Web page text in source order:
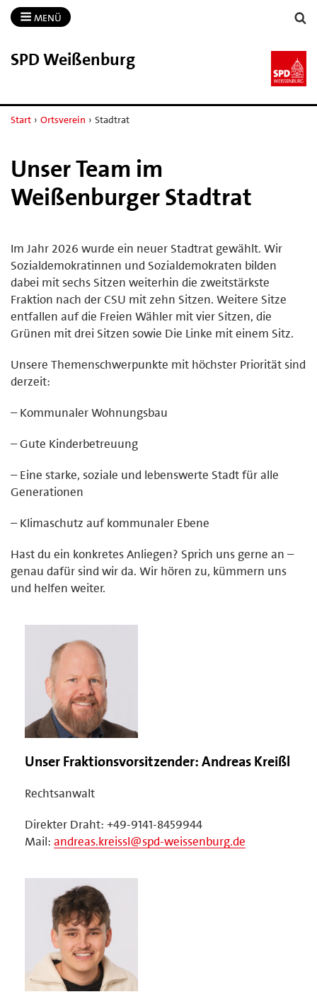
MENÜ
SPD Weißenburg
Start › Ortsverein › Stadtrat
Unser Team im
Weißenburger Stadtrat
Im Jahr 2026 wurde ein neuer Stadtrat gewählt. Wir
Sozialdemokratinnen und Sozialdemokraten bilden
dabei mit sechs Sitzen weiterhin die zweitstärkste
Fraktion nach der CSU mit zehn Sitzen. Weitere Sitze
entfallen auf die Freien Wähler mit vier Sitzen, die
Grünen mit drei Sitzen sowie Die Linke mit einem Sitz.
Unsere Themenschwerpunkte mit höchster Priorität sind
derzeit:
– Kommunaler Wohnungsbau
– Gute Kinderbetreuung
– Eine starke, soziale und lebenswerte Stadt für alle
Generationen
– Klimaschutz auf kommunaler Ebene
Hast du ein konkretes Anliegen? Sprich uns gerne an –
genau dafür sind wir da. Wir hören zu, kümmern uns
und helfen weiter.
Unser Fraktionsvorsitzender: Andreas Kreißl
Rechtsanwalt
Direkter Draht: +49-9141-8459944
Mail: andreas.kreissl@spd-weissenburg.de